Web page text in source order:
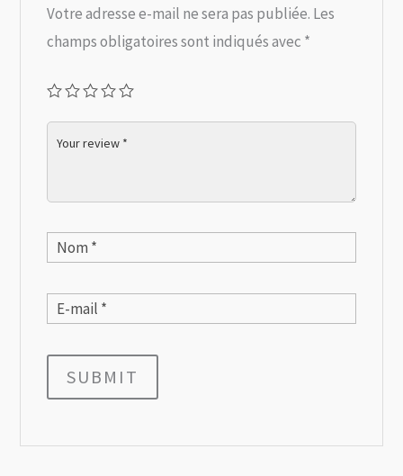
Votre adresse e-mail ne sera pas publiée. Les
champs obligatoires sont indiqués avec *
SUBMIT